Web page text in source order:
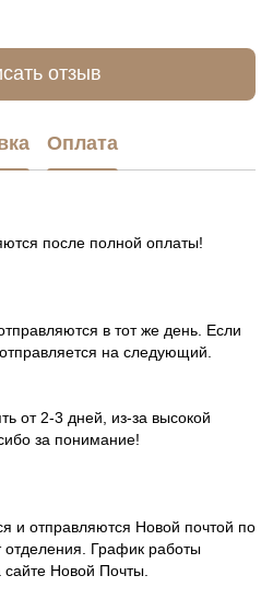
отзыв
Оплата
после полной оплаты!
в тот же день. Если
на следующий.
от 2-3 дней, из-за высокой
за понимание!
и отправляются Новой почтой по
отделения. График работы
Новой Почты.